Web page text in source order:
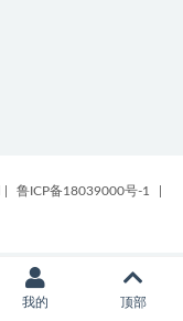
鲁ICP备18039000号-1
我的 顶部